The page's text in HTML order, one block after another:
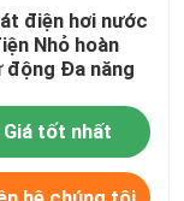
điện hơi nước
Nhỏ hoàn
động Đa năng
Giá tốt nhất